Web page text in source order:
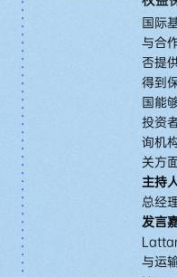
国际
与合
否提
得到
国能
投资
询机
关方
主持
总经
发言
与运